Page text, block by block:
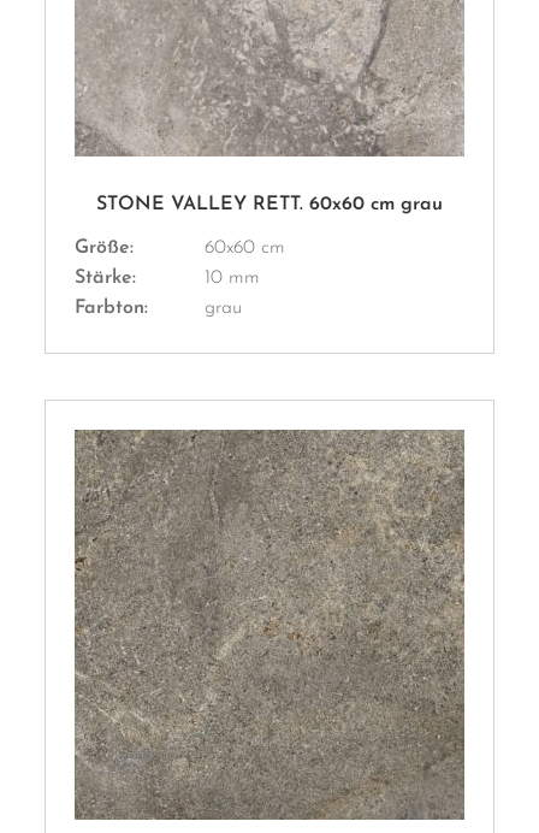
STONE VALLEY RETT. 60x60 cm grau
Größe:
60x60 cm
Stärke:
10 mm
Farbton:
grau